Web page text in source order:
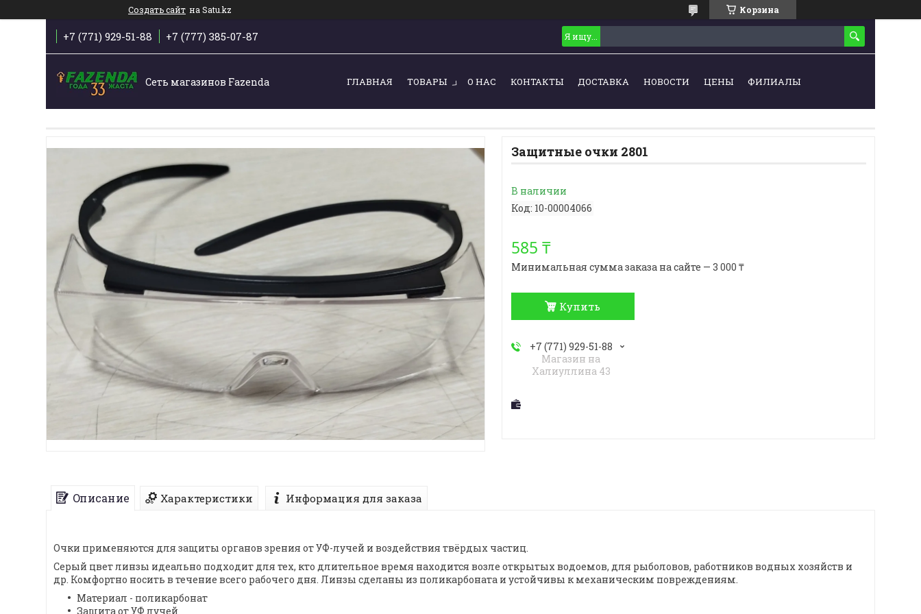
Создать сайт на Satu.kz Корзина
+7 (771) 929-51-88 +7 (777) 385-07-87
Сеть магазинов Fazenda ГЛАВНАЯ ТОВАРЫ О НАС КОНТАКТЫ ДОСТАВКА НОВОСТИ ЦЕНЫ ФИЛИАЛЫ
Защитные очки 2801
В наличии
Код: 10-00004066
585 ₸
Минимальная сумма заказа на сайте — 3 000 ₸
Купить
+7 (771) 929-51-88
Магазин на
Халиуллина 43
Описание Характеристики Информация для заказа
Очки применяются для защиты органов зрения от УФ-лучей и воздействия твёрдых частиц.
Серый цвет линзы идеально подходит для тех, кто длительное время находится возле открытых водоемов, для рыболовов, работников водных хозяйств и
др. Комфортно носить в течение всего рабочего дня. Линзы сделаны из поликарбоната и устойчивы к механическим повреждениям.
Материал - поликарбонат
Защита от УФ лучей